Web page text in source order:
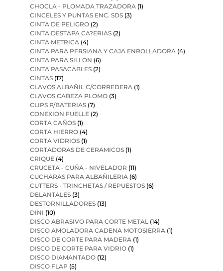
CHOCLA - PLOMADA TRAZADORA (1)
CINCELES Y PUNTAS ENC. SDS (3)
CINTA DE PELIGRO (2)
CINTA DESTAPA CA?ERIAS (2)
CINTA METRICA (4)
CINTA PARA PERSIANA Y CAJA ENROLLADORA (4)
CINTA PARA SILLON (6)
CINTA PASACABLES (2)
CINTAS (17)
CLAVOS ALBAÑIL C/CORREDERA (1)
CLAVOS CABEZA PLOMO (3)
CLIPS P/BATERIAS (7)
CONEXION FUELLE (2)
CORTA CAÑOS (1)
CORTA HIERRO (4)
CORTA VIDRIOS (1)
CORTADORAS DE CERAMICOS (1)
CRIQUE (4)
CRUCETA - CUÑA - NIVELADOR (11)
CUCHARAS PARA ALBAÑILERIA (6)
CUTTERS - TRINCHETAS / REPUESTOS (6)
DELANTALES (3)
DESTORNILLADORES (13)
DINI (10)
DISCO ABRASIVO PARA CORTE METAL (14)
DISCO AMOLADORA CADENA MOTOSIERRA (1)
DISCO DE CORTE PARA MADERA (1)
DISCO DE CORTE PARA VIDRIO (1)
DISCO DIAMANTADO (12)
DISCO FLAP (5)